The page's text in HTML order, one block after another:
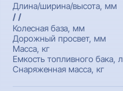
Длина/ширина/высота, мм
/ /
Колесная база, мм
Дорожный просвет, мм
Масса, кг
Емкость топливного бака, л
Снаряженная масса, кг